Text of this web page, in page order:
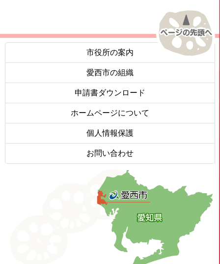
市役所の案内
愛西市の組織
申請書ダウンロード
ホームページについて
個人情報保護
お問い合わせ